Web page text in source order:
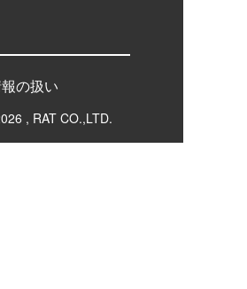
の扱い
, RAT CO.,LTD.